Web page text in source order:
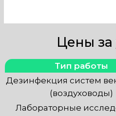
Цены за
Тип работы
Дезинфекция систем
(воздуховоды)
Лабораторные